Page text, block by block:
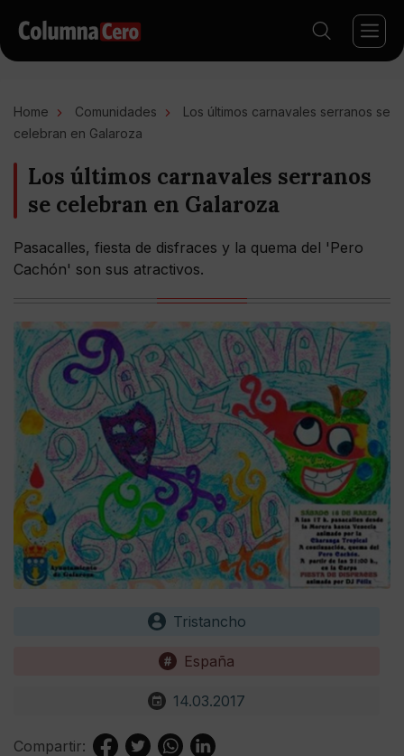
Home Comunidades
Los últimos carnavales serranos se
celebran en Galaroza
Los últimos carnavales serranos
se celebran en Galaroza
Pasacalles, fiesta de disfraces y la quema del 'Pero
Cachón' son sus atractivos.
Tristancho
España
14.03.2017
Compartir: